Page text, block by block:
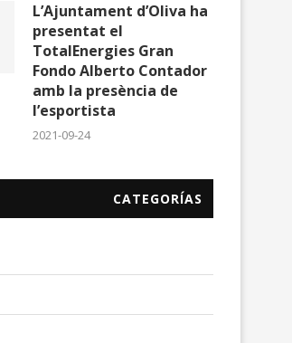
L’Ajuntament d’Oliva ha
presentat el
TotalEnergies Gran
Fondo Alberto Contador
amb la presència de
l’esportista
2021-09-24
CATEGORÍAS